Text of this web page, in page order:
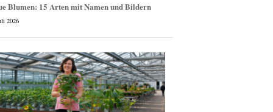
Blumen: 15 Arten mit Namen und Bildern
2026